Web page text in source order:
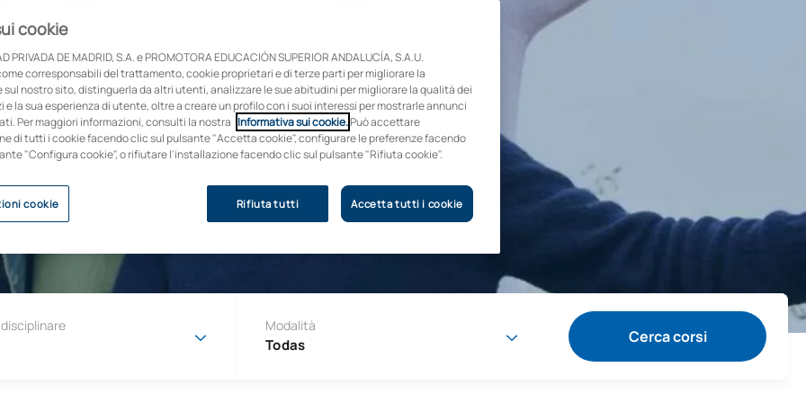
lunedì al sabato
Modalità
Cerca corsi
cookie
PRIVADA DE MADRID, S.A. e PROMOTORA EDUCACIÓN SUPERIOR ANDALUCÍA, S.A.U.
corresponsabili del trattamento, cookie proprietari e di terze parti per migliorare la
sul nostro sito, distinguerla da altri utenti, analizzare le sue abitudini per migliorare la qualità dei
e la sua esperienza di utente, oltre a creare un profilo con i suoi interessi per mostrarle annunci
Per maggiori informazioni, consulti la nostra Informativa sui cookie.Può accettare
di tutti i cookie facendo clic sul pulsante "Accetta cookie", configurare le preferenze facendo
"Configura cookie", o rifiutare l'installazione facendo clic sul pulsante "Rifiuta cookie".
Rifiuta tutti Accetta tutti i cookie
cookie